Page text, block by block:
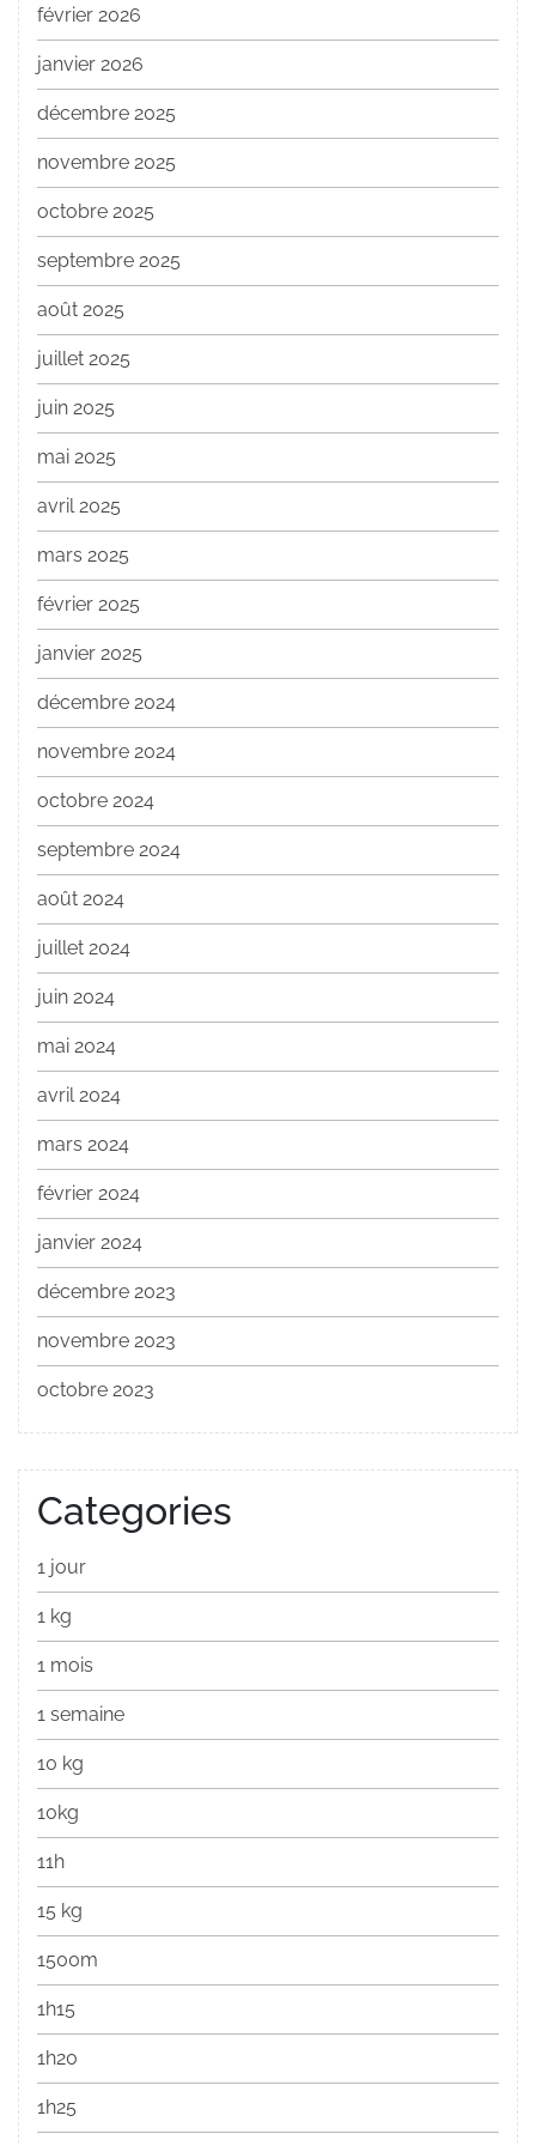
février 2026
janvier 2026
décembre 2025
novembre 2025
octobre 2025
septembre 2025
août 2025
juillet 2025
juin 2025
mai 2025
avril 2025
mars 2025
février 2025
janvier 2025
décembre 2024
novembre 2024
octobre 2024
septembre 2024
août 2024
juillet 2024
juin 2024
mai 2024
avril 2024
mars 2024
février 2024
janvier 2024
décembre 2023
novembre 2023
octobre 2023
Categories
1 jour
1 kg
1 mois
1 semaine
10 kg
10kg
11h
15 kg
1500m
1h15
1h20
1h25